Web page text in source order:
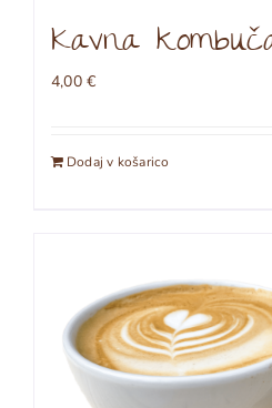
Kavna
4,00€
Dodaj v košarico